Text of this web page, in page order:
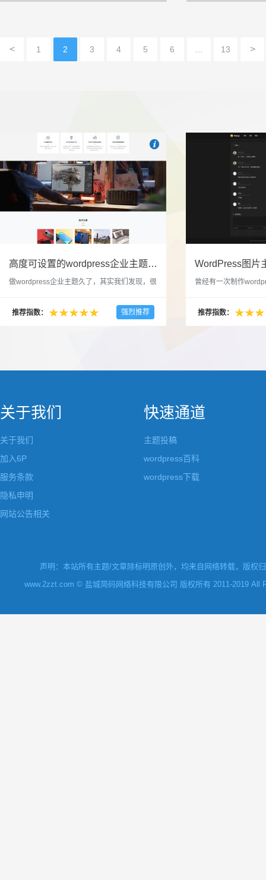
< 1 2 3 4 5 6 13 >
 吧
高度可设置的wordpress企业主题indigo分享
做wordpress企业主题久了，其实我们发现，很
配色和元素细节。为此我们创造了一个高可设
置，并且模块可以重复利用的wordpress企业主
推荐指数： 强烈推荐
曾经有一次制作
分享站也行，说是分
推荐指数：
关于我们
关于我们
加入6P
服务条款
隐私申明
网站公告相关
快速通道
主题投稿
wordpress百科
wordpress下载
声明：本站所有主题/文章除标明原创外，均来自网络转载，版权
www.2zzt.com © 盐城简码网络科技有限公司 版权所有 2011-2019